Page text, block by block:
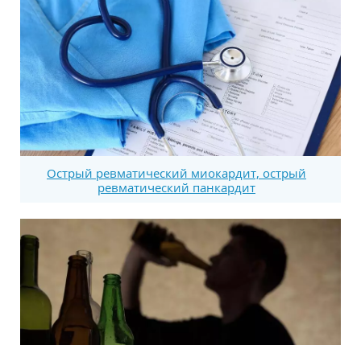
Острый ревматический миокардит, острый
ревматический панкардит